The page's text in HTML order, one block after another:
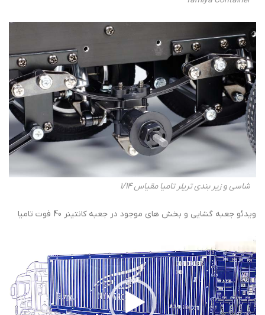
شاسی و زیر بندی تریلر تامیا مقیاس 1/14
ویدئو جعبه گشایی و بخش های موجود در جعبه کانتینر 40 فوت تامیا
نمایشگر
ویدیو